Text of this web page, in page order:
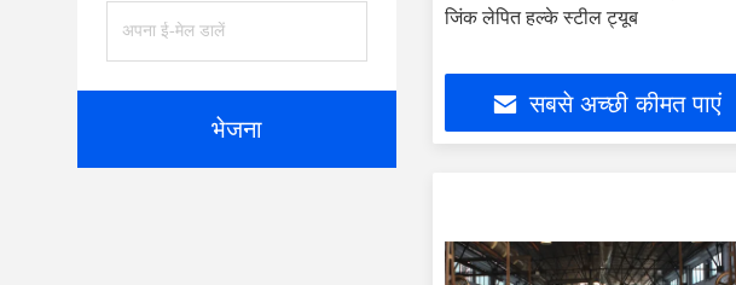
भेजना
जिंक लेपित हल्के स्टील ट्यूब
सबसे अच्छी कीमत पाएं